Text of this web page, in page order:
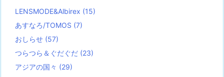
LENSMODE&Albirex (15)
あすなろ/TOMOS (7)
おしらせ (57)
つらつら＆ぐだぐだ (23)
アジアの国々 (29)